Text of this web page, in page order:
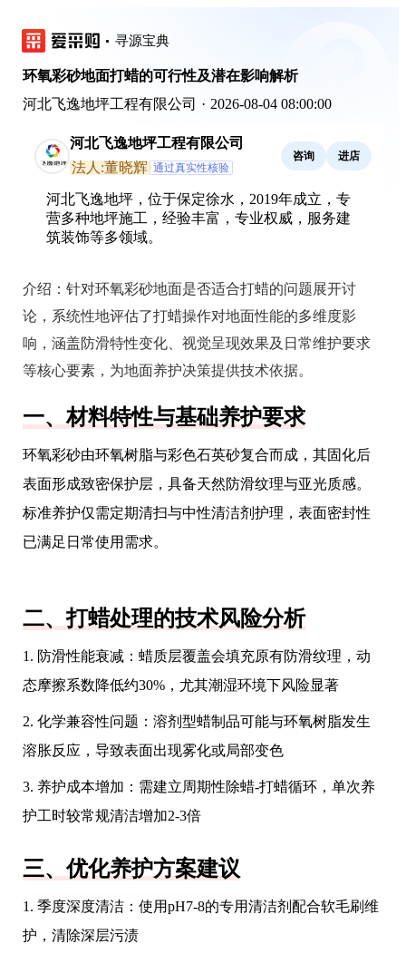
寻源宝典
环氧彩砂地面打蜡的可行性及潜在影响解析
河北飞逸地坪工程有限公司 · 2026-08-04 08:00:00
河北飞逸地坪工程有限公司
法人:董晓辉 通过真实性核验
咨询 进店
河北飞逸地坪，位于保定徐水，2019年成立，专
营多种地坪施工，经验丰富，专业权威，服务建
筑装饰等多领域。
介绍： 针对环氧彩砂地面是否适合打蜡的问题展开讨
论，系统性地评估了打蜡操作对地面性能的多维度影
响，涵盖防滑特性变化、视觉呈现效果及日常维护要求
等核心要素，为地面养护决策提供技术依据。
一、材料特性与基础养护要求
环氧彩砂由环氧树脂与彩色石英砂复合而成，其固化后
表面形成致密保护层，具备天然防滑纹理与亚光质感。
标准养护仅需定期清扫与中性清洁剂护理，表面密封性
已满足日常使用需求。
二、打蜡处理的技术风险分析
1. 防滑性能衰减：蜡质层覆盖会填充原有防滑纹理，动
态摩擦系数降低约30%，尤其潮湿环境下风险显著
2. 化学兼容性问题：溶剂型蜡制品可能与环氧树脂发生
溶胀反应，导致表面出现雾化或局部变色
3. 养护成本增加：需建立周期性除蜡-打蜡循环，单次养
护工时较常规清洁增加2-3倍
三、优化养护方案建议
1. 季度深度清洁：使用pH7-8的专用清洁剂配合软毛刷维
护，清除深层污渍